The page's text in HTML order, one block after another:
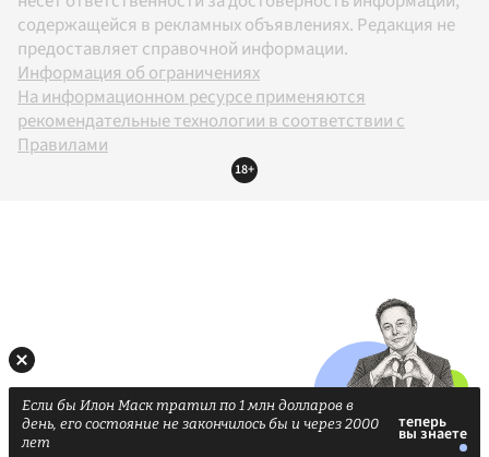
содержащейся в рекламных объявлениях. Редакция не
предоставляет справочной информации.
Информация об ограничениях
На информационном ресурсе применяются
рекомендательные технологии в соответствии с
Правилами
18+
Если бы Илон Маск тратил по 1 млн долларов в
день, его состояние не закончилось бы и через 2000
лет